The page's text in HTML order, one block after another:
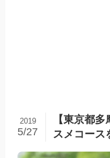
【東京都
スメコース
2019
5/27